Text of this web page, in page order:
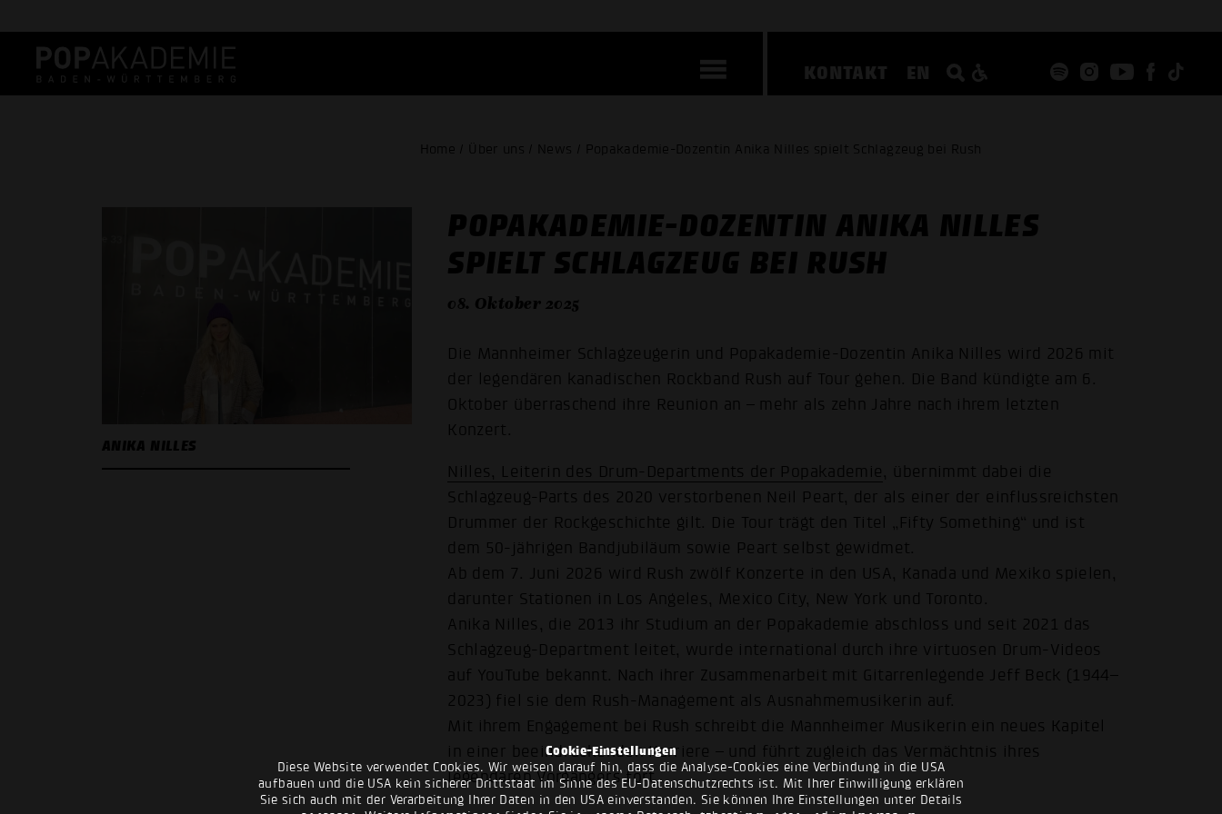
Cookie-Einstellungen
Diese Website verwendet Cookies. Wir weisen darauf hin, dass die Analyse-Cookies eine Verbindung in die USA
aufbauen und die USA kein sicherer Drittstaat im Sinne des EU-Datenschutzrechts ist. Mit Ihrer Einwilligung erklären
Sie sich auch mit der Verarbeitung Ihrer Daten in den USA einverstanden. Sie können Ihre Einstellungen unter Details
KONTAKT EN
Home / Über uns / News / Popakademie-Dozentin Anika Nilles spielt Schlagzeug bei Rush
ANIKA NILLES
POPAKADEMIE-DOZENTIN ANIKA NILLES
SPIELT SCHLAGZEUG BEI RUSH
08. Oktober 2025
Die Mannheimer Schlagzeugerin und Popakademie-Dozentin Anika Nilles wird 2026 mit
der legendären kanadischen Rockband Rush auf Tour gehen. Die Band kündigte am 6.
Oktober überraschend ihre Reunion an – mehr als zehn Jahre nach ihrem letzten
Konzert.
Nilles, Leiterin des Drum-Departments der Popakademie, übernimmt dabei die
Schlagzeug-Parts des 2020 verstorbenen Neil Peart, der als einer der einflussreichsten
Drummer der Rockgeschichte gilt. Die Tour trägt den Titel „Fifty Something“ und ist
dem 50-jährigen Bandjubiläum sowie Peart selbst gewidmet.
Ab dem 7. Juni 2026 wird Rush zwölf Konzerte in den USA, Kanada und Mexiko spielen,
darunter Stationen in Los Angeles, Mexico City, New York und Toronto.
Anika Nilles, die 2013 ihr Studium an der Popakademie abschloss und seit 2021 das
Schlagzeug-Department leitet, wurde international durch ihre virtuosen Drum-Videos
auf YouTube bekannt. Nach ihrer Zusammenarbeit mit Gitarrenlegende Jeff Beck (1944–
2023) fiel sie dem Rush-Management als Ausnahmemusikerin auf.
Mit ihrem Engagement bei Rush schreibt die Mannheimer Musikerin ein neues Kapitel
in einer beeindruckenden Karriere – und führt zugleich das Vermächtnis ihres
legendären Vorgängers fort.